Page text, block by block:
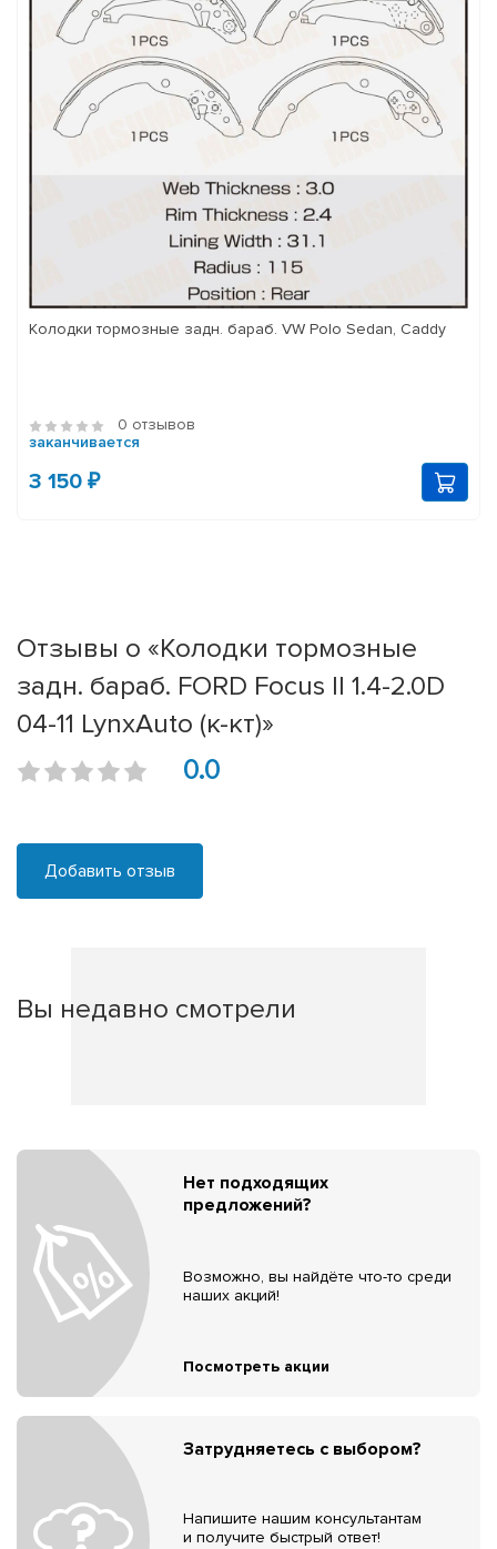
Колодки тормозные задн. бараб. VW Polo Sedan, Caddy
0 отзывов
заканчивается
3 150 ₽
Отзывы о «Колодки тормозные
задн. бараб. FORD Focus II 1.4-2.0D
04-11 LynxAuto (к-кт)»
0.0
Добавить отзыв
Вы недавно смотрели
Нет подходящих
предложений?
Возможно, вы найдёте что-то среди
наших акций!
Посмотреть акции
Затрудняетесь с выбором?
Напишите нашим консультантам
и получите быстрый ответ!